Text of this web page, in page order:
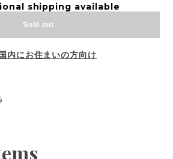
shipping available
Sold out
内にお住まいの方向け